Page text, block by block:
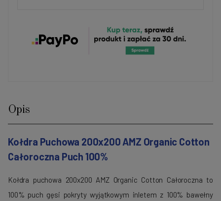
Opis
Kołdra Puchowa 200x200 AMZ Organic Cotton
Całoroczna Puch 100%
Kołdra puchowa 200x200 AMZ Organic Cotton Całoroczna to
100% puch gęsi pokryty wyjątkowym inletem z 100% bawełny